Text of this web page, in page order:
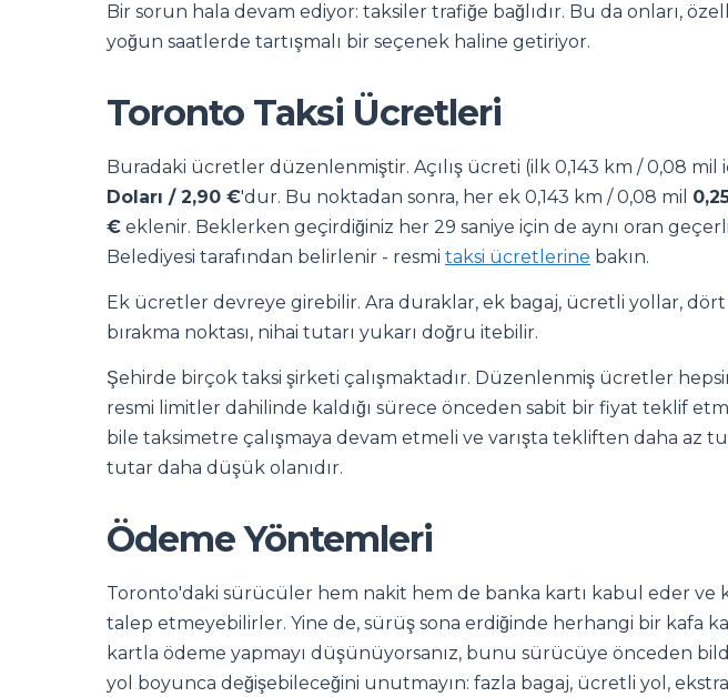
Bir sorun hala devam ediyor: taksiler trafiğe bağlıdır. Bu da onları,
yoğun saatlerde tartışmalı bir seçenek haline getiriyor.
Toronto Taksi Ücretleri
Buradaki ücretler düzenlenmiştir. Açılış ücreti (ilk 0,143 km / 0,08 mil
Doları / 2,90 €'dur. Bu noktadan sonra, her ek 0,143 km / 0,08 mil
€ eklenir. Beklerken geçirdiğiniz her 29 saniye için de aynı oran
Belediyesi tarafından belirlenir - resmi taksi ücretlerine bakın.
Ek ücretler devreye girebilir. Ara duraklar, ek bagaj, ücretli yollar,
bırakma noktası, nihai tutarı yukarı doğru itebilir.
Şehirde birçok taksi şirketi çalışmaktadır. Düzenlenmiş ücretler
resmi limitler dahilinde kaldığı sürece önceden sabit bir fiyat teklif
bile taksimetre çalışmaya devam etmeli ve varışta tekliften daha az
tutar daha düşük olanıdır.
Ödeme Yöntemleri
Toronto'daki sürücüler hem nakit hem de banka kartı kabul eder ve
talep etmeyebilirler. Yine de, sürüş sona erdiğinde herhangi bir kafa
kartla ödeme yapmayı düşünüyorsanız, bunu sürücüye önceden
yol boyunca değişebileceğini unutmayın: fazla bagaj, ücretli yol,